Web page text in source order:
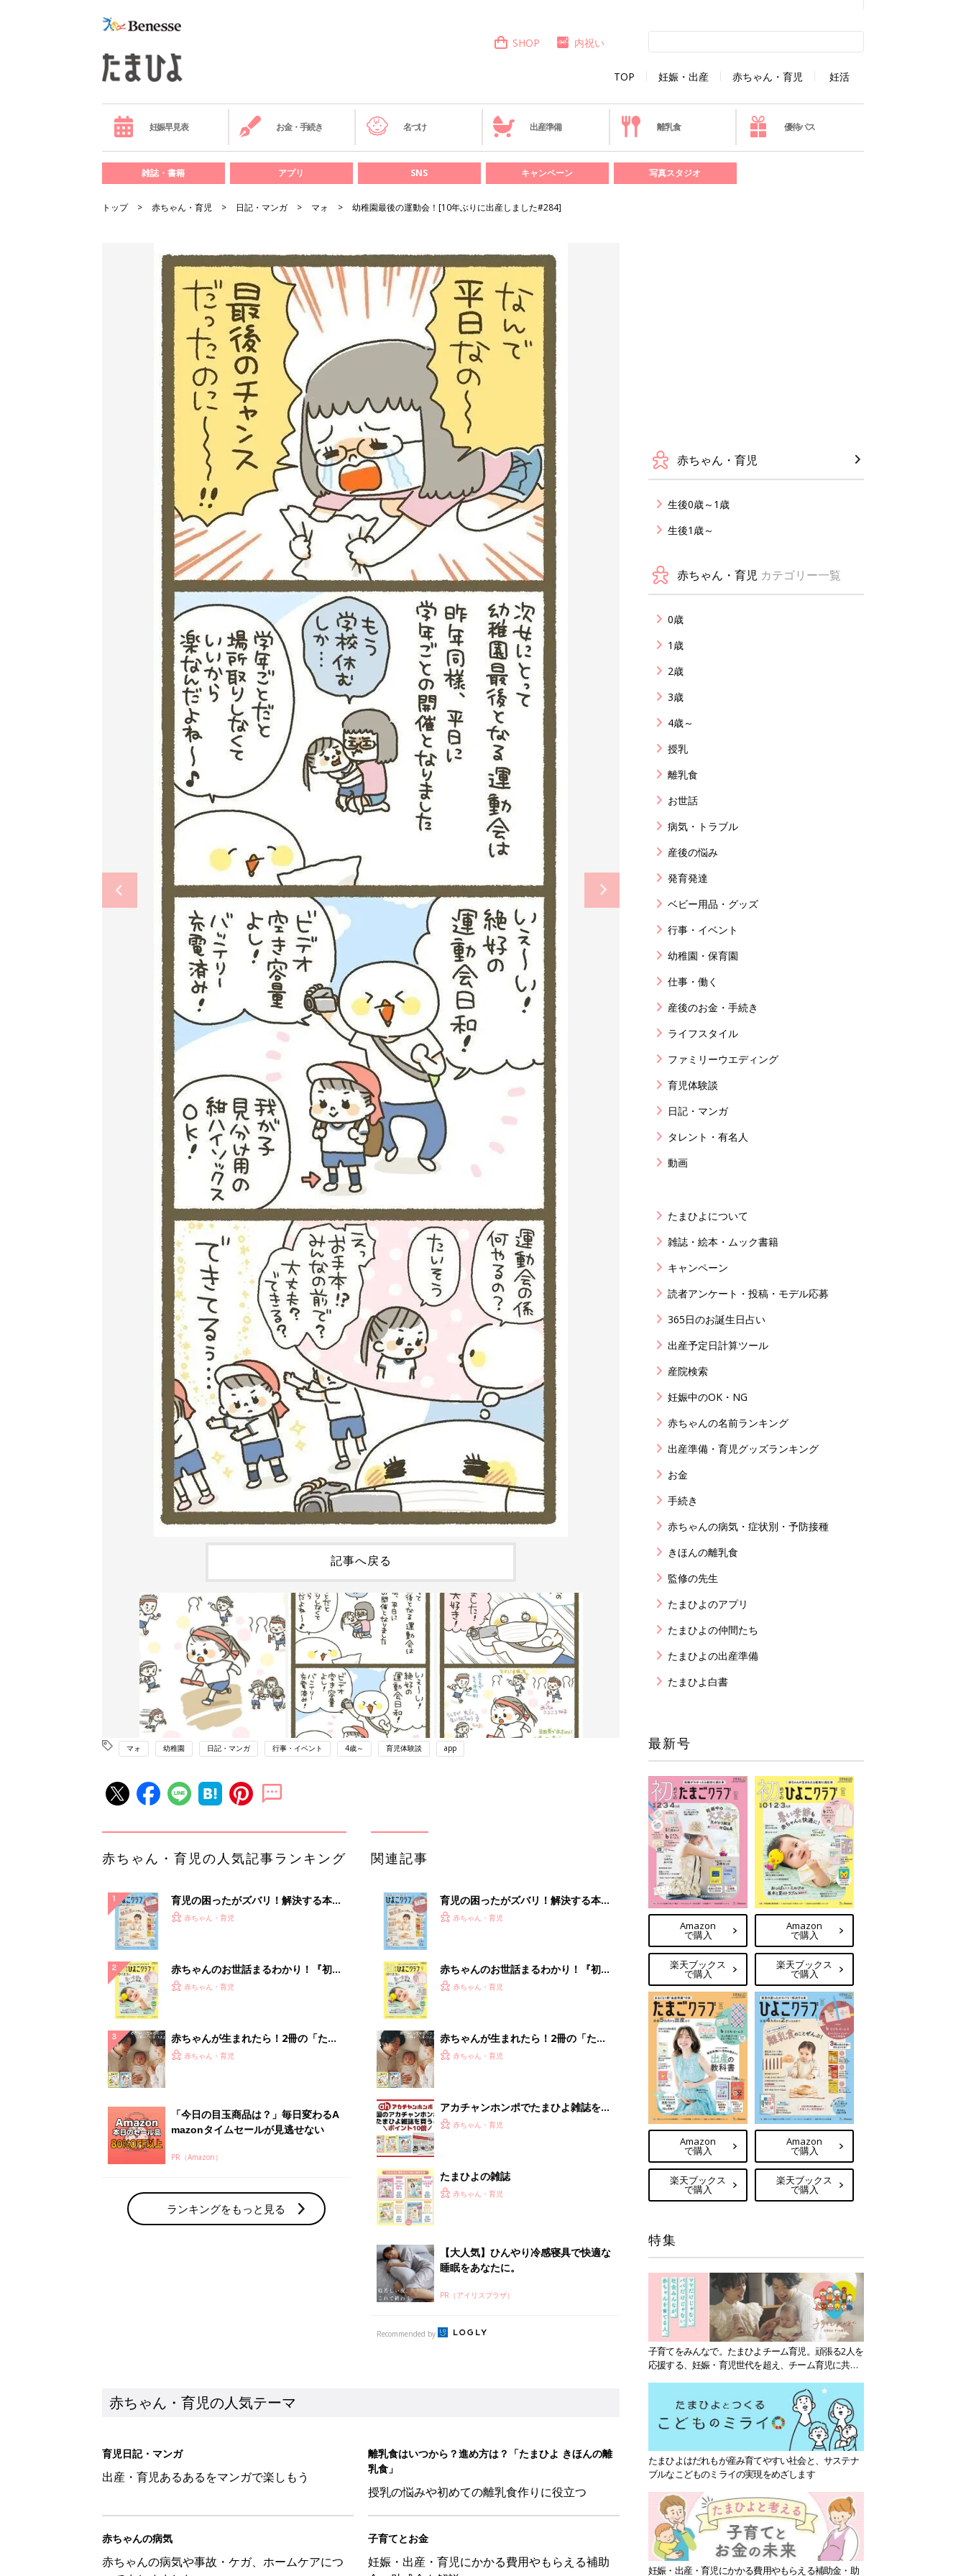
TOP 妊娠・出産 赤ちゃん・育児 妊活
SHOP 内祝い
妊娠早見表 お金・手続き 名づけ 出産準備 離乳食 優待パス
雑誌・書籍 アプリ SNS キャンペーン 写真スタジオ
トップ 赤ちゃん・育児 日記・マンガ マォ 幼稚園最後の運動会！[10年ぶりに出産しました#284]
記事へ戻る
マォ 幼稚園 日記・マンガ 行事・イベント 4歳～ 育児体験談 app
赤ちゃん・育児の人気記事ランキング
育児の困ったがズバリ！解決する本
『ひよこクラブ 秋号』 4カ月～2才
赤ちゃん・育児
赤ちゃんのお世話まるわかり！『初め
てのひよこクラブ 夏号』〈巻頭大特
赤ちゃん・育児
赤ちゃんが生まれたら！2冊の「たま
ひよ」
赤ちゃん・育児
「今日の目玉商品は？」毎日変わるA
mazonタイムセールが見逃せない
PR（Amazon）
ランキングをもっと見る
関連記事
育児の困ったがズバリ！解決する本
『ひよこクラブ 秋号』 4カ月～2才
赤ちゃん・育児
赤ちゃんのお世話まるわかり！『初め
てのひよこクラブ 夏号』〈巻頭大特
赤ちゃん・育児
赤ちゃんが生まれたら！2冊の「たま
ひよ」
赤ちゃん・育児
アカチャンホンポでたまひよ雑誌を買
うとポイント10倍【期間限定】
赤ちゃん・育児
たまひよの雑誌
赤ちゃん・育児
【大人気】ひんやり冷感寝具で快適な
睡眠をあなたに。
PR（アイリスプラザ）
Recommended by
赤ちゃん・育児の人気テーマ
育児日記・マンガ
出産・育児あるあるをマンガで楽しもう
離乳食はいつから？進め方は？「たまひよ きほんの離
乳食」
授乳の悩みや初めての離乳食作りに役立つ
赤ちゃんの病気
赤ちゃんの病気や事故・ケガ、ホームケアにつ
子育てとお金
妊娠・出産・育児にかかる費用やもらえる補助
赤ちゃん・育児
生後0歳～1歳
生後1歳～
赤ちゃん・育児 カテゴリー一覧
0歳
1歳
2歳
3歳
4歳～
授乳
離乳食
お世話
病気・トラブル
産後の悩み
発育発達
ベビー用品・グッズ
行事・イベント
幼稚園・保育園
仕事・働く
産後のお金・手続き
ライフスタイル
ファミリーウエディング
育児体験談
日記・マンガ
タレント・有名人
動画
たまひよについて
雑誌・絵本・ムック書籍
キャンペーン
読者アンケート・投稿・モデル応募
365日のお誕生日占い
出産予定日計算ツール
産院検索
妊娠中のOK・NG
赤ちゃんの名前ランキング
出産準備・育児グッズランキング
お金
手続き
赤ちゃんの病気・症状別・予防接種
きほんの離乳食
監修の先生
たまひよのアプリ
たまひよの仲間たち
たまひよの出産準備
たまひよ白書
最新号
Amazon
で購入
楽天ブックス
で購入
Amazon
で購入
楽天ブックス
で購入
Amazon
で購入
楽天ブックス
で購入
Amazon
で購入
楽天ブックス
で購入
特集
子育てをみんなで。たまひよチーム育児。頑張る2人を
応援する、妊娠・育児世代を超え、チーム育児に共感
たまひよはだれもが産み育てやすい社会と、サステナ
ブルなこどものミライの実現をめざします
妊娠・出産・育児にかかる費用やもらえる補助金・助